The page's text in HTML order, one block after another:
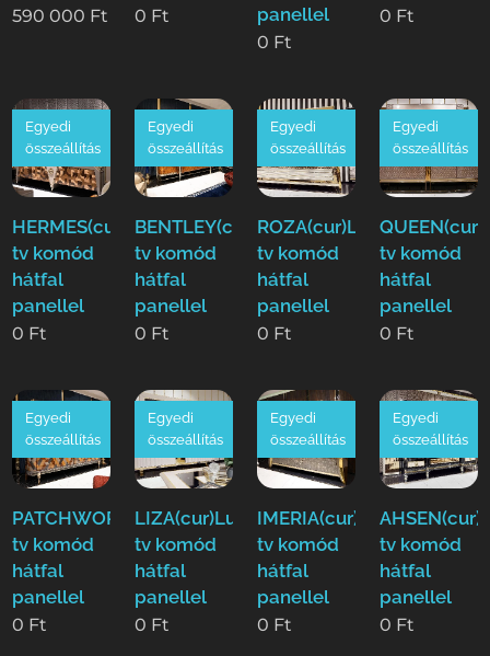
590 000 Ft 0 Ft
panellel
0 Ft
0 Ft
HERMES(cur)Luxus
tv komód
hátfal
panellel
Egyedi
összeállítás
0 Ft
BENTLEY(cur)Luxus
tv komód
hátfal
panellel
Egyedi
összeállítás
0 Ft
ROZA(cur)Luxus
tv komód
hátfal
panellel
Egyedi
összeállítás
0 Ft
tv komód
hátfal
panellel
Egyedi
összeállítás
0 Ft
PATCHWORK(cur)Luxus
tv komód
hátfal
panellel
Egyedi
összeállítás
0 Ft
LIZA(cur)Luxus
tv komód
hátfal
panellel
Egyedi
összeállítás
0 Ft
IMERIA(cur)Luxus
tv komód
hátfal
panellel
Egyedi
összeállítás
0 Ft
tv komód
hátfal
panellel
Egyedi
összeállítás
0 Ft